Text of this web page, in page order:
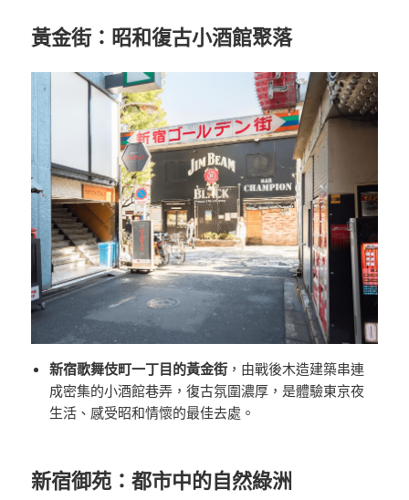
黃金街：昭和復古小酒館聚落
新宿歌舞伎町一丁目的黃金街 ，由戰後木造建築串連
成密集的小酒館巷弄，復古氛圍濃厚，是體驗東京夜
生活、感受昭和情懷的最佳去處。
新宿御苑：都市中的自然綠洲